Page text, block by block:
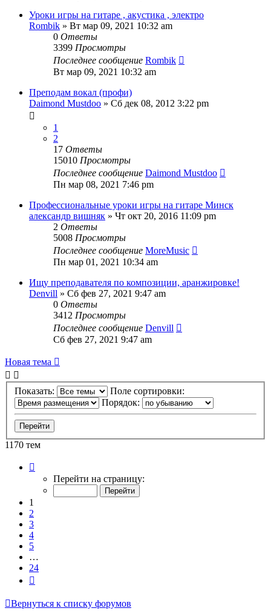
Уроки игры на гитаре , акустика , электро
Rombik » Вт мар 09, 2021 10:32 am
0 Ответы
3399 Просмотры
Последнее сообщение Rombik
Вт мар 09, 2021 10:32 am
Преподам вокал (профи)
Daimond Mustdoo » Сб дек 08, 2012 3:22 pm
1
2
17 Ответы
15010 Просмотры
Последнее сообщение Daimond Mustdoo
Пн мар 08, 2021 7:46 pm
Профессиональные уроки игры на гитаре Минск
александр вишняк » Чт окт 20, 2016 11:09 pm
2 Ответы
5008 Просмотры
Последнее сообщение MoreMusic
Пн мар 01, 2021 10:34 am
Ищу преподавателя по композиции, аранжировке!
Denvill » Сб фев 27, 2021 9:47 am
0 Ответы
3412 Просмотры
Последнее сообщение Denvill
Сб фев 27, 2021 9:47 am
Новая тема
Показать:
Поле сортировки:
Порядок:
1170 тем
Перейти на страницу:
1
2
3
4
5
…
24
Вернуться к списку форумов